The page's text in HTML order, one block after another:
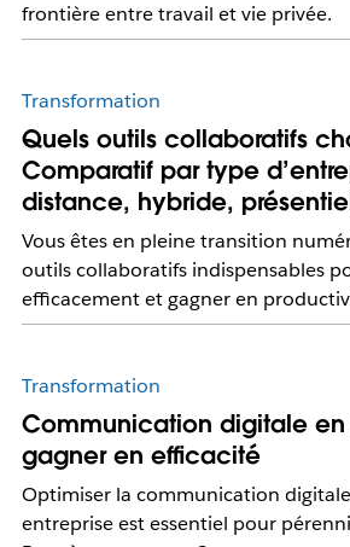
frontière entre travail et vie privée.
Transformation
Quels outils collaboratifs
Comparatif par type
distance, hybride,
Vous êtes en pleine transition
outils collaboratifs indispensables
efficacement et gagner en
Transformation
Communication digitale en
gagner en efficacité
Optimiser la communication
entreprise est essentiel pour